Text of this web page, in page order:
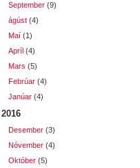
September (9)
ágúst (4)
Maí (1)
Apríl (4)
Mars (5)
Febrúar (4)
Janúar (4)
2016
Desember (3)
Nóvember (4)
Október (5)